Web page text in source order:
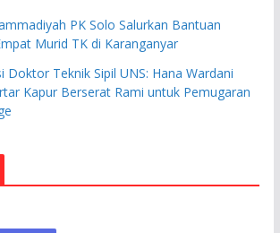
PK Solo Salurkan Bantuan
Murid TK di Karanganyar
Doktor Teknik Sipil UNS: Hana Wardani
Kapur Berserat Rami untuk Pemugaran